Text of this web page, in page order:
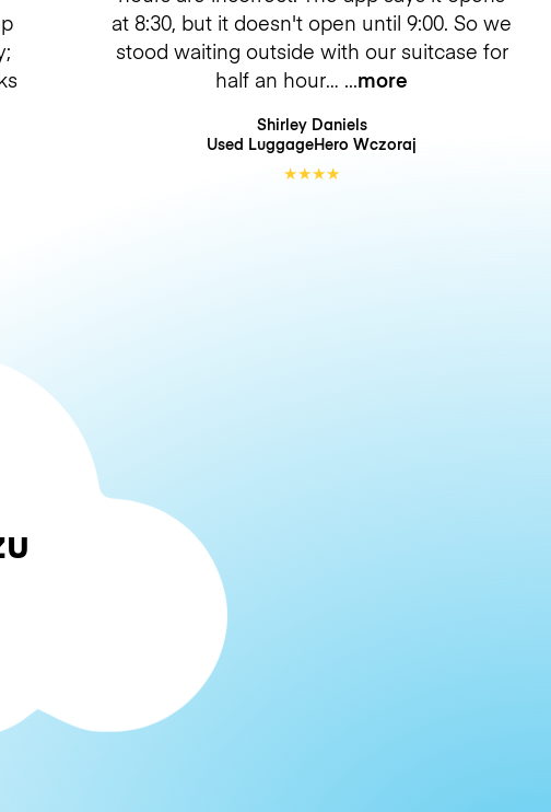
at 8:30, but it doesn't open until 9:00. So we
stood waiting outside with our suitcase for
half an hour…
more
Shirley Daniels
Used LuggageHero Wczoraj
★★★★